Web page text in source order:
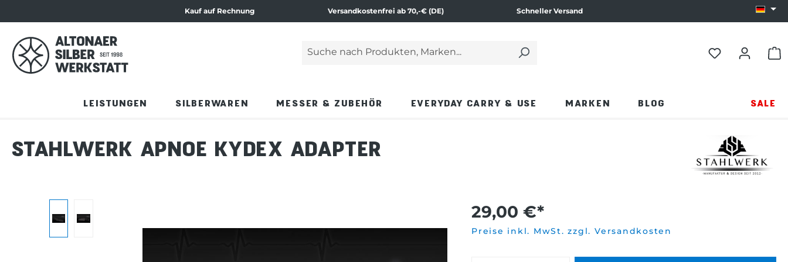
Zum Produktinhalt springen
Kauf auf Rechnung Versandkostenfrei ab 70,-€ (DE) Schneller Versand
Suche nach Produkten, Marken...
Geben Sie einen Suchbegriff ein und drücken Sie die Eingabetaste oder klicken Sie auf die Lupe.
LEISTUNGEN SILBERWAREN MESSER & ZUBEHÖR EVERYDAY CARRY & USE MARKEN BLOG SALE
STAHLWERK APNOE KYDEX ADAPTER
29,00 €*
Preise inkl. MwSt. zzgl. Versandkosten